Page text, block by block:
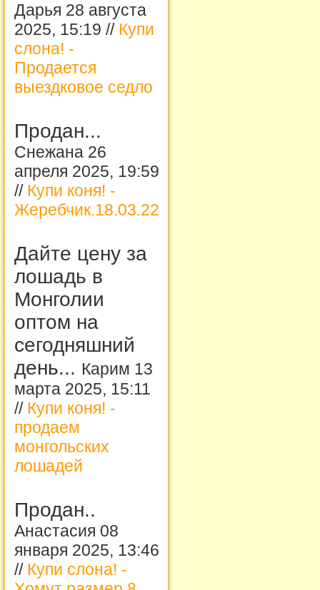
Дарья 28 августа
2025, 15:19 // Купи
слона! -
Продается
выездковое седло
Продан...
Снежана 26
апреля 2025, 19:59
// Купи коня! -
Жеребчик.18.03.22
Дайте цену за
лошадь в
Монголии
оптом на
сегодняшний
день... Карим 13
марта 2025, 15:11
// Купи коня! -
продаем
монгольских
лошадей
Продан..
Анастасия 08
января 2025, 13:46
// Купи слона! -